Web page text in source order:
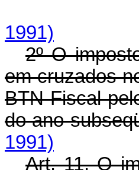
1991)
2º O
em cruzados
BTN-Fiscal
do ano
1991)
Art. 11. O